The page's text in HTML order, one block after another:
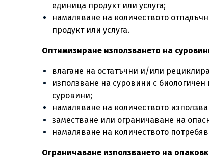
единица продукт или услуга;
намаляване на количеството
продукт или услуга.
Оптимизиране използването на
влагане на остатъчни и/или
използване на суровини с
суровини;
намаляване на количеството
заместване или ограничаване на
намаляване на количеството
Ограничаване използването на